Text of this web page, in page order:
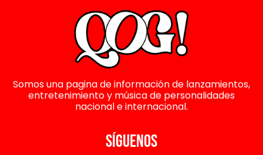
Somos una pagina de información de lanzamientos,
entretenimiento y música de personalidades
nacional e internacional.
SÍGUENOS